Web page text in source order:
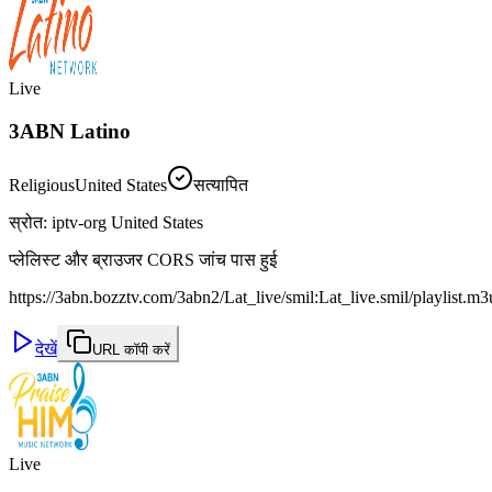
Live
3ABN Latino
ReligiousUnited States
सत्यापित
स्रोत: iptv-org United States
प्लेलिस्ट और ब्राउजर CORS जांच पास हुई
https://3abn.bozztv.com/3abn2/Lat_live/smil:Lat_live.smil/
देखें URL कॉपी करें
Live